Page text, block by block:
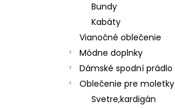
Bundy
Kabáty
Vianočné oblečenie
Módne doplnky
Dámské spodní prádlo
Oblečenie pre moletky
Svetre,kardigán